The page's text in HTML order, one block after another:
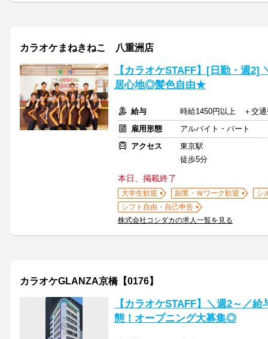
カラオケまねきねこ 八重洲店
【カラオケSTAFF】[日勤・週2]
居心地◎髪色自由★
給与
時給1450円以上 ＋交通
雇用形態
アルバイト・パート
アクセス
東京駅
徒歩5分
本日、掲載終了
大学生歓迎 副業・Ｗワーク歓迎
シ
シフト自由・自己申告
株式会社コシダカの求人一覧を見る
カラオケGLANZA京橋【0176】
【カラオケSTAFF】＼週2～／
態！オープニング大募集◎